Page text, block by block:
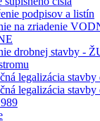
podpisov a listín
na zriadenie
drobnej stavby -
legalizácia
legalizácia